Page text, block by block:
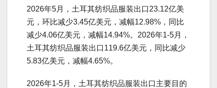
2026年5月，土耳其纺织品服装出口23.12亿美
元，环比减少3.45亿美元，减幅12.98%，同比
减少4.06亿美元，减幅14.94%。2026年1-5月，
土耳其纺织品服装出口119.6亿美元，同比减少
5.83亿美元，减幅4.65%。
2026年1-5月，土耳其纺织品服装出口主要目的